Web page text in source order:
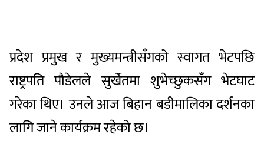
प्रदेश प्रमुख र मुख्यमन्त्रीसँगको स्वागत भेटपछि
राष्ट्रपति पौडेलले सुर्खेतमा शुभेच्छुकसँग भेटघाट
गरेका थिए। उनले आज बिहान बडीमालिका दर्शनका
लागि जाने कार्यक्रम रहेको छ।